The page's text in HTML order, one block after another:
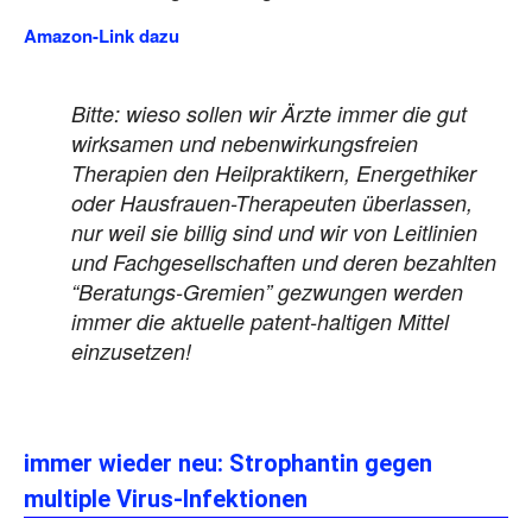
Amazon-Link dazu
Bitte: wieso sollen wir Ärzte immer die gut
wirksamen und nebenwirkungsfreien
Therapien den Heilpraktikern, Energethiker
oder Hausfrauen-Therapeuten überlassen,
nur weil sie billig sind und wir von Leitlinien
und Fachgesellschaften und deren bezahlten
“Beratungs-Gremien” gezwungen werden
immer die aktuelle patent-haltigen Mittel
einzusetzen!
immer wieder neu: Strophantin gegen
multiple Virus-Infektionen